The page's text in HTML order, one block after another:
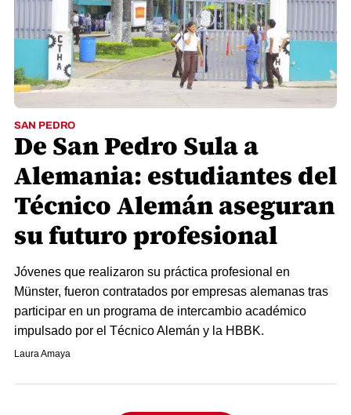
SAN PEDRO
De San Pedro Sula a
Alemania: estudiantes del
Técnico Alemán aseguran
su futuro profesional
Jóvenes que realizaron su práctica profesional en
Münster, fueron contratados por empresas alemanas tras
participar en un programa de intercambio académico
impulsado por el Técnico Alemán y la HBBK.
Laura Amaya